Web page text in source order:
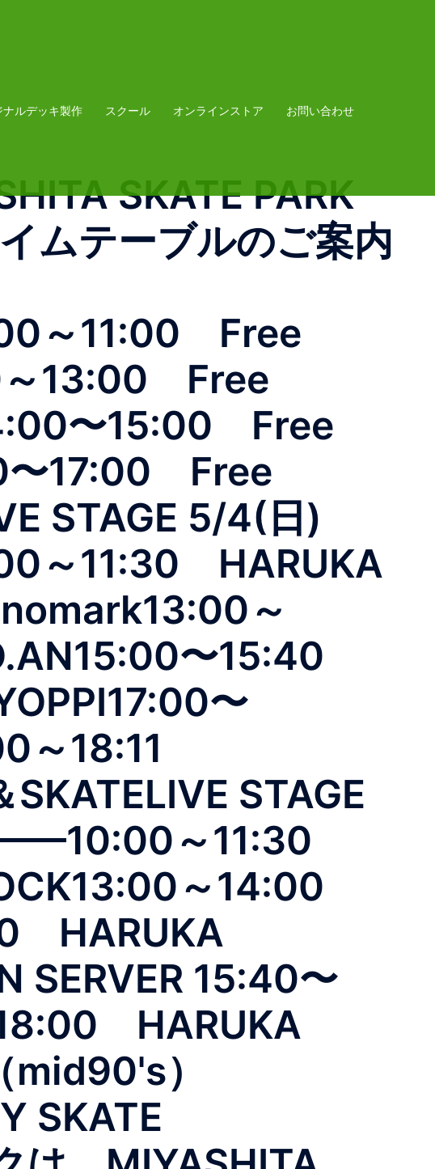
ナルデッキ製作 スクール オンラインストア お問い合わせ
SKATE PARK
ムテーブルのご案内
11:00 Free
13:00 Free
〜15:00 Free
17:00 Free
STAGE 5/4(日)
HARUKA
～
〜15:40
〜
～18:11
STAGE
～11:30
～14:00
HARUKA
SERVER 15:40〜
HARUKA
）
SKATE